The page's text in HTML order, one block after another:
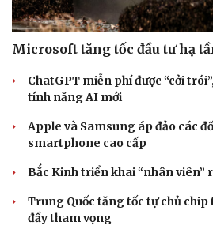
Microsoft tăng tốc đầu tư hạ
ChatGPT miễn phí được “cởi
tính năng AI mới
Apple và Samsung áp đảo các
smartphone cao cấp
Bắc Kinh triển khai “nhân viên”
Trung Quốc tăng tốc tự chủ chip
đầy tham vọng